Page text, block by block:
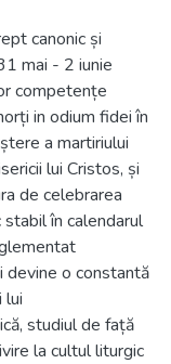
canonic și
mai - 2 iunie
competențe
in odium fidei în
a martiriului
lui Cristos, și
de celebrarea
în calendarul
devine o constantă
lui
studiul de față
la cultul liturgic